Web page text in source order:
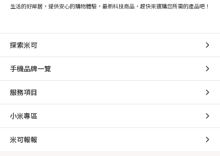
生活的好鄰居，提供安心的購物體驗，最新科技商品，趕快來選購您所需的產品吧！
探索米可
手機品牌一覽
服務項目
小米專區
米可報報